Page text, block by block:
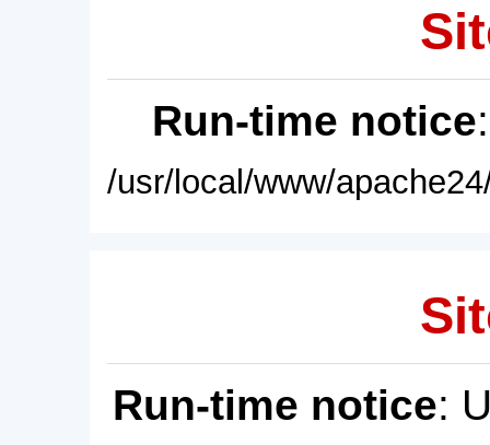
Run-time notice
/usr/local/www/
Run-time notice: